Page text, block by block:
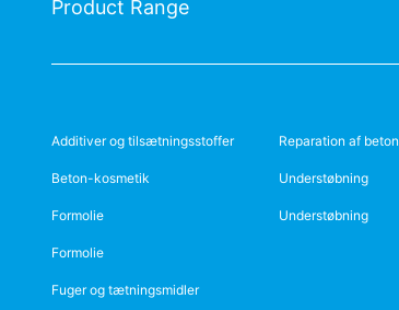
Product Range
Additiver og tilsætningsstoffer
Beton-kosmetik
Formolie
Formolie
Fuger og tætningsmidler
Reparation af beton
Understøbning
Understøbning